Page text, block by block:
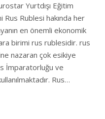
Yurtdışı Eğitim
Rus Rublesi hakında her
en önemli ekonomik
birimi rus rublesidir. rus
nazaran çok esikiye
İmparatorluğu ve
Rus…